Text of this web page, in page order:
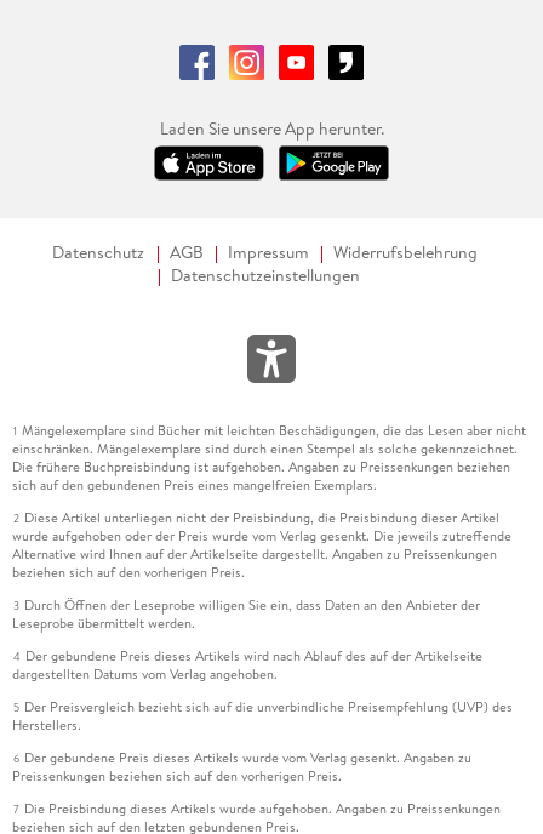
Laden Sie unsere App herunter.
Datenschutz AGB Impressum
Widerrufsbelehrung
Datenschutzeinstellungen
1 Mängelexemplare sind Bücher mit leichten Beschädigungen, die das Lesen aber nicht
einschränken. Mängelexemplare sind durch einen Stempel als solche gekennzeichnet.
Die frühere Buchpreisbindung ist aufgehoben. Angaben zu Preissenkungen beziehen
sich auf den gebundenen Preis eines mangelfreien Exemplars.
2 Diese Artikel unterliegen nicht der Preisbindung, die Preisbindung dieser Artikel
wurde aufgehoben oder der Preis wurde vom Verlag gesenkt. Die jeweils zutreffende
Alternative wird Ihnen auf der Artikelseite dargestellt. Angaben zu Preissenkungen
beziehen sich auf den vorherigen Preis.
3 Durch Öffnen der Leseprobe willigen Sie ein, dass Daten an den Anbieter der
Leseprobe übermittelt werden.
4 Der gebundene Preis dieses Artikels wird nach Ablauf des auf der Artikelseite
dargestellten Datums vom Verlag angehoben.
5 Der Preisvergleich bezieht sich auf die unverbindliche Preisempfehlung (UVP) des
Herstellers.
6 Der gebundene Preis dieses Artikels wurde vom Verlag gesenkt. Angaben zu
Preissenkungen beziehen sich auf den vorherigen Preis.
7 Die Preisbindung dieses Artikels wurde aufgehoben. Angaben zu Preissenkungen
beziehen sich auf den letzten gebundenen Preis.